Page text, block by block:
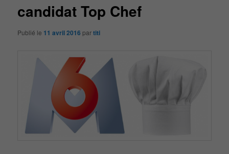
candidat Top Chef
Publié le 11 avril 2016 partiti